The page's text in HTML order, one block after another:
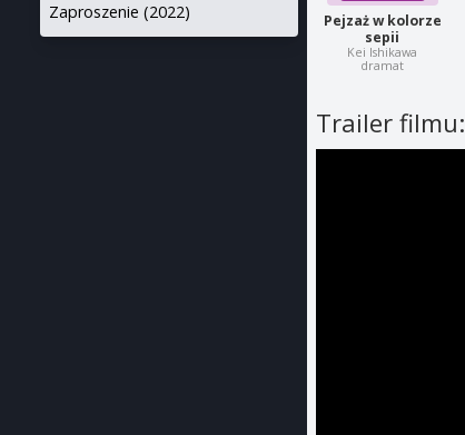
Pejzaż w kolorze
sepii
Kei Ishikawa
dramat
Trailer filmu:
Zaproszenie (2022)